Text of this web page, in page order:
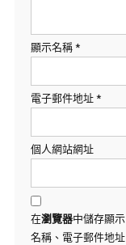
顯示名稱 *
電子郵件地址 *
個人網站網址
在瀏覽器中儲存顯示
名稱、電子郵件地址